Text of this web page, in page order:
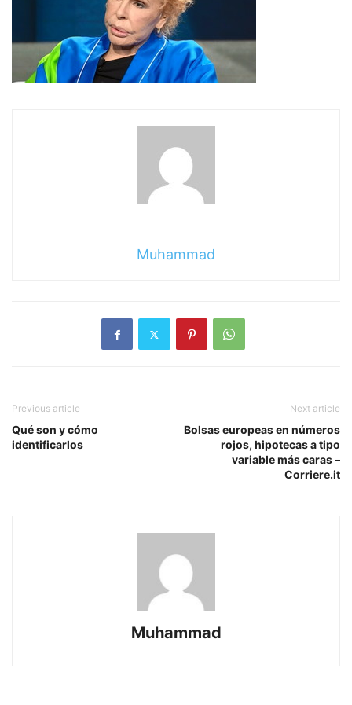
Muhammad
Previous article
Qué son y cómo
identificarlos
Next article
Bolsas europeas en números
rojos, hipotecas a tipo
variable más caras –
Corriere.it
Muhammad